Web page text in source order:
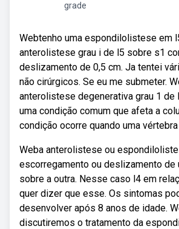
grade
Webtenho uma espondilolistese em
anterolistese grau i de l5 sobre s1
deslizamento de 0,5 cm. Ja tentei
não cirúrgicos. Se eu me submeter.
anterolistese degenerativa grau 1 de
uma condição comum que afeta a
condição ocorre quando uma
Weba anterolistese ou
escorregamento ou deslizamento de
sobre a outra. Nesse caso l4 em
quer dizer que esse. Os sintomas
desenvolver após 8 anos de idade.
discutiremos o tratamento da